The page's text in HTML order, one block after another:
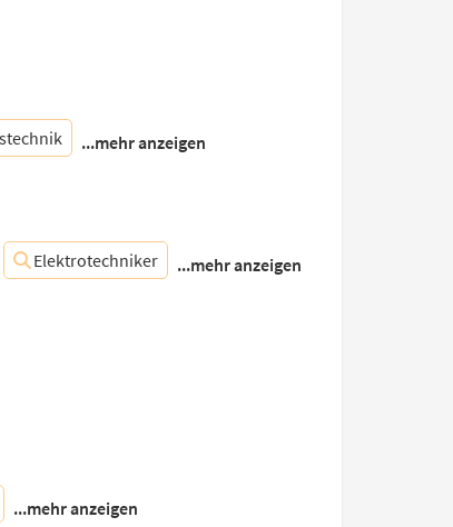
...mehr anzeigen
Elektrotechniker ...mehr anzeigen
...mehr anzeigen